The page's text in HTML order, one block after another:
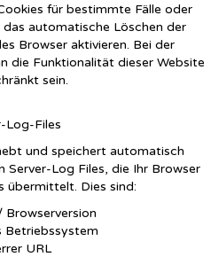
für bestimmte Fälle oder
das automatische Löschen der
Browser aktivieren. Bei der
die Funktionalität dieser Website
sein.
Log-Files
und speichert automatisch
Server-Log Files, die Ihr Browser
übermittelt. Dies sind:
Betriebssystem
URL